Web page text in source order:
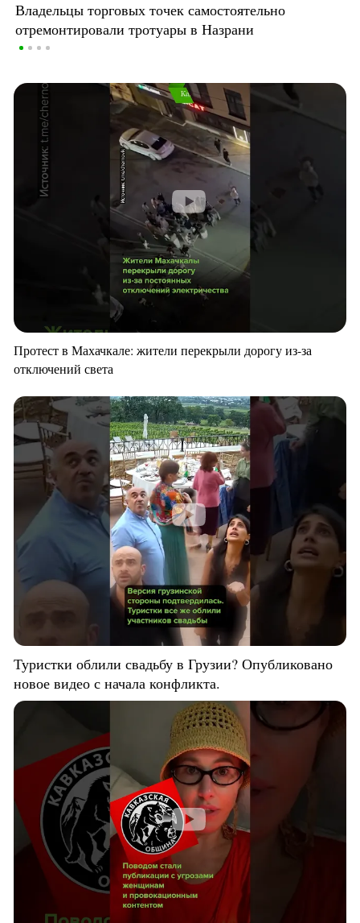
Владельцы торговых точек самостоятельно
отремонтировали тротуары в Назрани
Протест в Махачкале: жители перекрыли дорогу из-за
отключений света
Туристки облили свадьбу в Грузии? Опубликовано
новое видео с начала конфликта.